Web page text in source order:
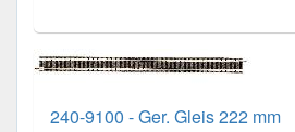
240-9100 - Ger. Gleis 222 mm